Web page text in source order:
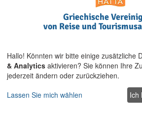
Griechische
von Reise und
Hallo! Könnten wir bitte einige zusätzliche
& Analytics aktivieren? Sie können Ihre
jederzeit ändern oder zurückziehen.
Lassen Sie mich wählen
Ich